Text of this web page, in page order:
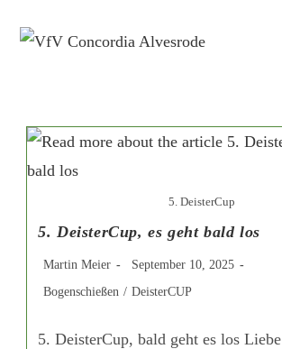
Inhalt
5. DeisterCup
5. DeisterCup, es geht bald los
Beitrags-
Martin Meier
Beitrag
September 10, 2025
Beitrags-
Bogenschießen / DeisterCUP
5. DeisterCup, bald geht es los Liebe